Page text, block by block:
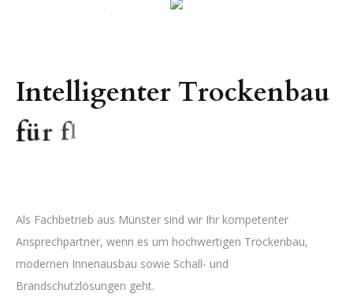
Intelligenter Trockenbau
für fl
Als Fachbetrieb aus Münster sind wir Ihr kompetenter
Ansprechpartner, wenn es um hochwertigen Trockenbau,
modernen Innenausbau sowie Schall- und
Brandschutzlösungen geht.